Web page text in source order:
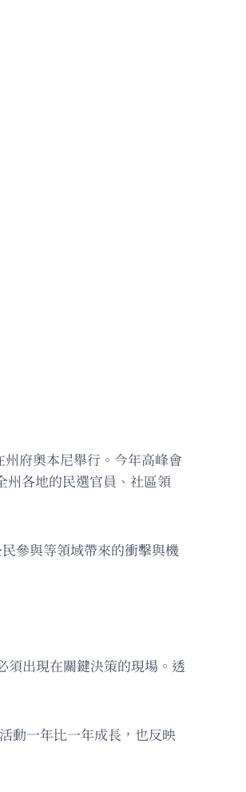
府奧本尼舉行。今年高峰會
各地的民選官員、社區領
參與等領域帶來的衝擊與機
須出現在關鍵決策的現場。透
動一年比一年成長，也反映